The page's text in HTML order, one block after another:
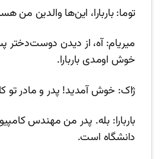
توما: باربارا، این‌ها والدین من
میریام: آه، از دیدن دوست‌دختر
خوش اومدی باربارا.
ژاک: خوش آمدید! پدر و مادر تو
باربارا: بله. پدر من مهندس
دانشگاه است.